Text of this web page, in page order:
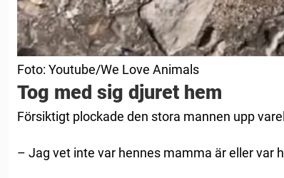
Foto: Youtube/We Love Animals
Tog med sig djuret hem
Försiktigt plockade den stora mannen upp
– Jag vet inte var hennes mamma är eller var